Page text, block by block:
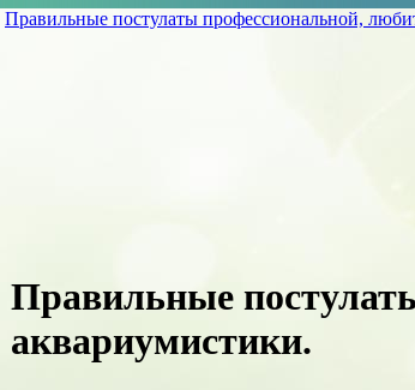
Правильные постулаты профессиональной,
Правильные
аквариумистики.